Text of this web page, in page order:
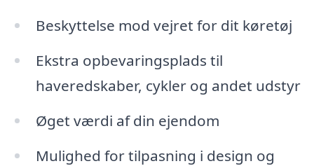
Beskyttelse mod vejret for dit køretøj
Ekstra opbevaringsplads til
haveredskaber, cykler og andet udstyr
Øget værdi af din ejendom
Mulighed for tilpasning i design og